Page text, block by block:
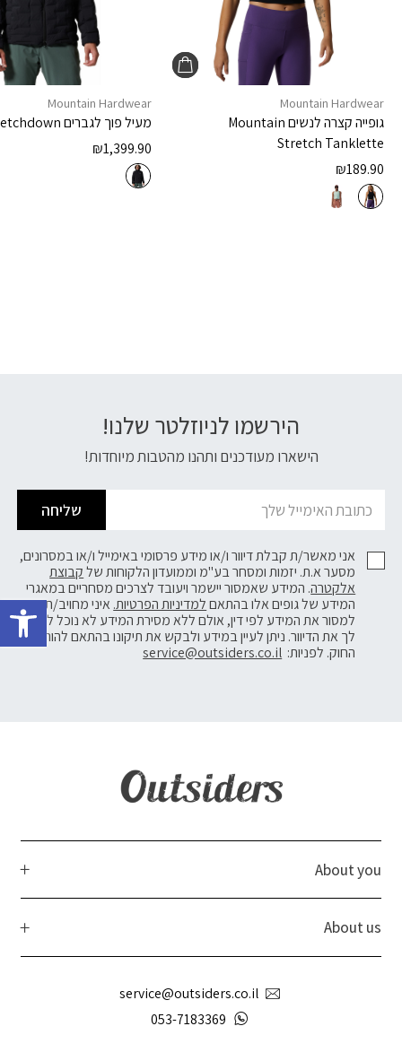
Mountain Hardwear
גופייה קצרה לנשיםMountain
Stretch Tanklette
₪189.90
Mountain Hardwear
מעיל פוך לגברים
₪1,399.90
הירשמו לניוזלטר שלנו!
הישארו מעודכנים ותהנו מהטבות מיוחדות!
שליחה
אני מאשר/ת קבלת דיוור ו/או מידע פרסומי באימייל ו/או במסרונים,
מסער א.ת. יזמות ומסחר בע"מ וממועדון הלקוחות שלקבוצת
אלקטרה. המידע שאמסור יישמר ויעובד לצרכים מסחריים במאגרי
המידע של גופים אלו בהתאםלמדיניות הפרטיות. איני מחויב/ת
למסור את המידע לפי דין, אולם ללא מסירת המידע לא נוכל לשלוח
לך את הדיוור. ניתן לעיין במידע ולבקש את תיקונו בהתאם להוראות
החוק. לפניות: service@outsiders.co.il
About you
About us
service@outsiders.co.il
053-7183369